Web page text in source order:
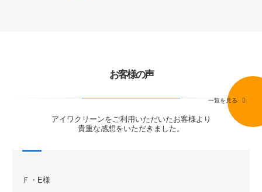
お客様の声
アイワクリーンをご利用いただいたお客様より
貴重な感想をいただきました。
一覧を見る
Ｆ・E様